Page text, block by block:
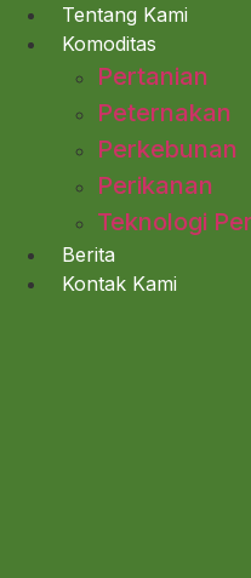
Lewati Tentang Kami
Komoditas
Pertanian
Peternakan
Perkebunan
Perikanan
Teknologi
Berita
Kontak Kami